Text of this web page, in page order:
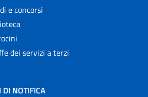
e concorsi
dei servizi a terzi
DI NOTIFICA